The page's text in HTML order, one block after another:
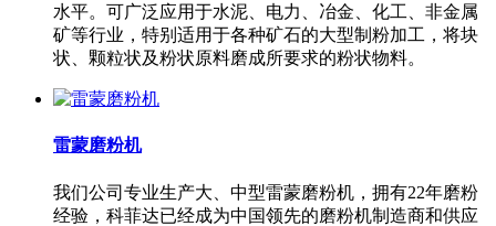
水平。可广泛应用于水泥、电力、冶金、化工、非金属
矿等行业，特别适用于各种矿石的大型制粉加工，将块
状、颗粒状及粉状原料磨成所要求的粉状物料。
雷蒙磨粉机
我们公司专业生产大、中型雷蒙磨粉机，拥有22年磨粉
经验，科菲达已经成为中国领先的磨粉机制造商和供应